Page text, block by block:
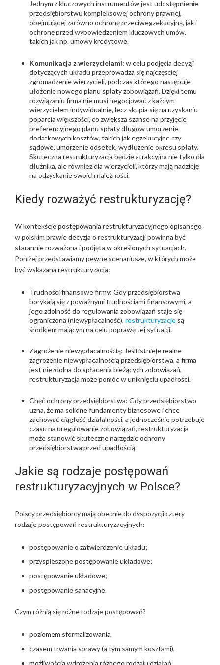
Jednym z kluczowych instrumentów jest udostępnienie
przedsiębiorstwu kompleksowej ochrony prawnej,
obejmującej zarówno ochronę przeciwegzekucyjną, jak i
ochronę przed wypowiedzeniem kluczowych umów,
takich jak np. umowy kredytowe.
Komunikacja z wierzycielami: w celu podjęcia decyzji
dotyczących układu przeprowadza się najczęściej
zgromadzenie wierzycieli, podczas którego następuje
ułożenie nowego planu spłaty zobowiązań. Dzięki temu
rozwiązaniu firma nie musi negocjować z każdym
wierzycielem indywidualnie, lecz skupia się na uzyskaniu
poparcia większości, co zwiększa szanse na przyjęcie
preferencyjnego planu spłaty długówumorzenie
dodatkowych kosztów, takich jak egzekucyjne czy
sądowe, umorzenie odsetek, wydłużenie okresu spłaty.
Skuteczna restrukturyzacja będzie atrakcyjna nie tylko dla
dłużnika, ale również dla wierzycieli, którzy mają nadzieję
na odzyskanie swoich należności.
Kiedy rozważyć restrukturyzację?
W kontekście postępowania restrukturyzacyjnego opisanego
w polskim prawie decyzja o restrukturyzacji powinna być
starannie rozważona i podjęta w określonych sytuacjach.
Poniżej przedstawiamy pewne scenariusze, w których może
być wskazana restrukturyzacja:
Trudności finansowe firmy: Gdy przedsiębiorstwa
borykają się z poważnymi trudnościami finansowymi, a
jego zdolność do regulowania zobowiązań staje się
ograniczona (niewypłacalność), restrukturyzacje są
środkiem mającym na celu poprawę tej sytuacji.
Zagrożenie niewypłacalnością: Jeśli istnieje realne
zagrożenie niewypłacalnością przedsiębiorstwa, a firma
jest niezdolna do spłacenia bieżących zobowiązań,
restrukturyzacja może pomóc w uniknięciu upadłości.
Chęć ochrony przedsiębiorstwa: Gdy przedsiębiorstwo
uzna, że ma solidne fundamenty biznesowe i chce
zachować ciągłość działalności, a jednocześnie potrzebuje
czasu na uregulowanie zobowiązań, restrukturyzacja
może stanowić skuteczne narzędzie ochrony
przedsiębiorstwa przed upadłością.
Jakie są rodzaje postępowań
restrukturyzacyjnych w Polsce?
Polscy przedsiębiorcy mają obecnie do dyspozycji cztery
rodzaje postępowań restrukturyzacyjnych:
postępowanie o zatwierdzenie układu;
przyspieszone postępowanie układowe;
postępowanie układowe;
postępowanie sanacyjne.
Czym różnią się różne rodzaje postępowań?
poziomem sformalizowania,
czasem trwania sprawy (a tym samym kosztami),
możliwością wdrożenia różnego rodzaju działań